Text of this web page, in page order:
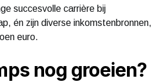
succesvolle carrière bij
én zijn diverse inkomstenbronnen,
euro.
nog groeien?